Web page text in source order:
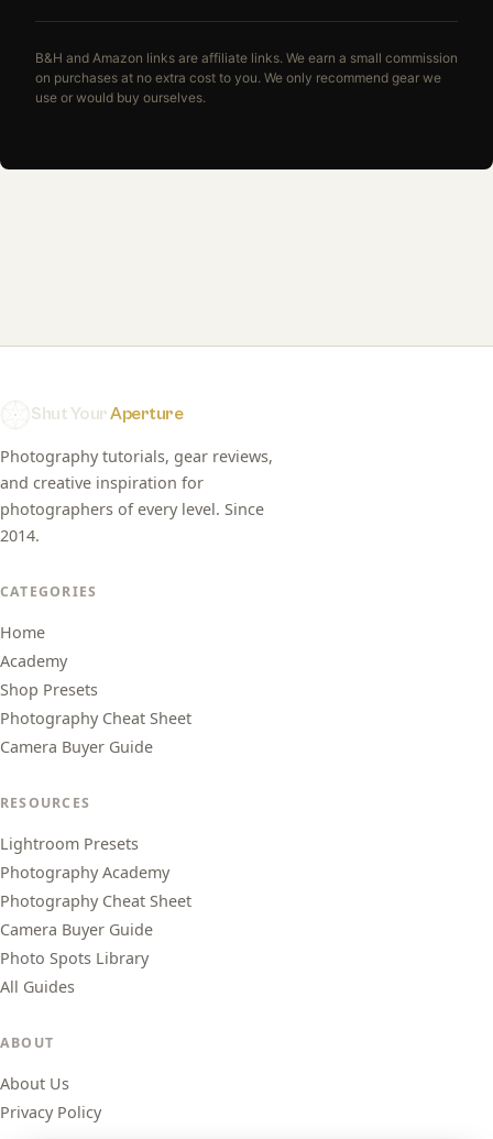
B&H and Amazon links are affiliate links. We earn a small commission
on purchases at no extra cost to you. We only recommend gear we
use or would buy ourselves.
Shut YourAperture
Photography tutorials, gear reviews,
and creative inspiration for
photographers of every level. Since
2014.
CATEGORIES
Home
Academy
Shop Presets
Photography Cheat Sheet
Camera Buyer Guide
RESOURCES
Lightroom Presets
Photography Academy
Photography Cheat Sheet
Camera Buyer Guide
Photo Spots Library
All Guides
ABOUT
About Us
Privacy Policy